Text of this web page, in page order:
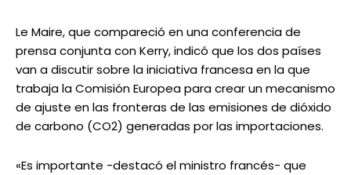
Le Maire, que compareció en una conferencia de
prensa conjunta con Kerry, indicó que los dos países
van a discutir sobre la iniciativa francesa en la que
trabaja la Comisión Europea para crear un mecanismo
de ajuste en las fronteras de las emisiones de dióxido
de carbono (CO2) generadas por las importaciones.
«Es importante -destacó el ministro francés- que